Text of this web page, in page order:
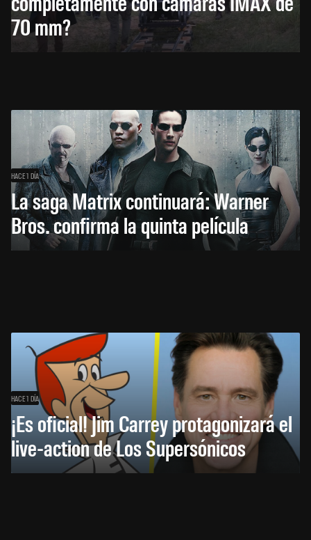
70 mm?
HACE 1 DÍA
La saga Matrix continuará: Warner
Bros. confirma la quinta película
HACE 1 DÍA
¡Es oficial! Jim Carrey protagonizará el
live-action de Los Supersónicos